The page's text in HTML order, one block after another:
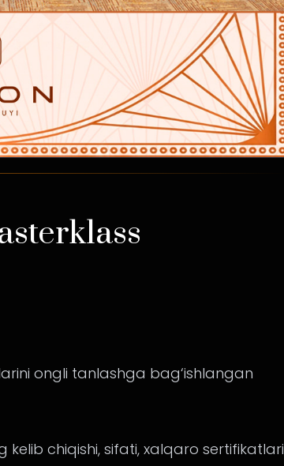
ongli tanlashga bag‘ishlangan
chiqishi, sifati, xalqaro sertifikatlari